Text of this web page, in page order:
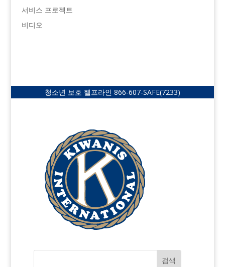
서비스 프로젝트
비디오
청소년 보호 헬프라인 866-607-SAFE(7233)